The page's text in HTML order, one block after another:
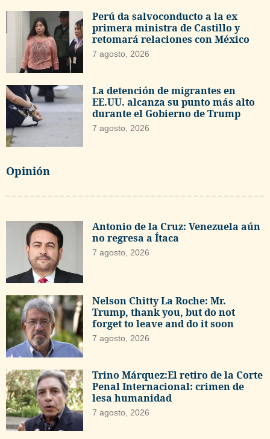
Perú da salvoconducto a la ex
primera ministra de Castillo y
retomará relaciones con México
7 agosto, 2026
La detención de migrantes en
EE.UU. alcanza su punto más alto
durante el Gobierno de Trump
7 agosto, 2026
Opinión
Antonio de la Cruz: Venezuela aún
no regresa a Ítaca
7 agosto, 2026
Nelson Chitty La Roche: Mr.
Trump, thank you, but do not
forget to leave and do it soon
7 agosto, 2026
Trino Márquez:El retiro de la Corte
Penal Internacional: crimen de
lesa humanidad
7 agosto, 2026